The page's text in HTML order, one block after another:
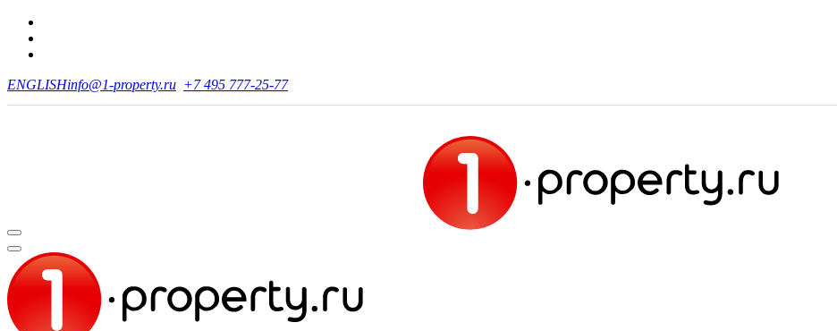
ENGLISHinfo@1-property.ru +7 495 777-25-77